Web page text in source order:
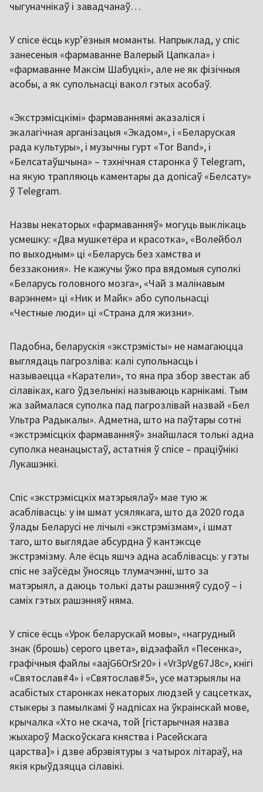
чыгуначнікаў і завадчанаў…
У спісе ёсць кур’ёзныя моманты. Напрыклад, у спіс
занесеныя «фармаванне Валерый Цапкала» і
«фармаванне Максім Шабуцкі», але не як фізічныя
асобы, а як супольнасці вакол гэтых асобаў.
«Экстрэмісцкімі» фармаваннямі аказаліся і
экалагічная арганізацыя «Экадом», і «Беларуская
рада культуры», і музычны гурт «Tor Band», і
«Белсатаўшчына» – тэхнічная старонка ў Telegram,
на якую трапляюць каментары да допісаў «Белсату»
ў Telegram.
Назвы некаторых «фармаванняў» могуць выклікаць
усмешку: «Два мушкетёра и красотка», «Волейбол
по выходным» ці «Беларусь без хамства и
беззакония». Не кажучы ўжо пра вядомыя суполкі
«Беларусь головного мозга», «Чай з малінавым
варэннем» ці «Ник и Майк» або супольнасці
«Честные люди» ці «Страна для жизни».
Падобна, беларускія «экстрэмісты» не намагаюцца
выглядаць пагрозліва: калі супольнасць і
называецца «Каратели», то яна пра збор звестак аб
сілавіках, каго ўдзельнікі называюць карнікамі. Тым
жа займалася суполка пад пагрозлівай назвай «Бел
Ультра Радыкалы». Адметна, што на паўтары сотні
«экстрэмісцкіх фармаванняў» знайшлася толькі адна
суполка неанацыстаў, астатнія ў спісе – праціўнікі
Лукашэнкі.
Спіс «экстрэмісцкіх матэрыялаў» мае тую ж
асаблівасць: у ім шмат усялякага, што да 2020 года
ўлады Беларусі не лічылі «экстрэмізмам», і шмат
таго, што выглядае абсурдна ў кантэксце
экстрэмізму. Але ёсць яшчэ адна асаблівасць: у гэты
спіс не заўсёды ўносяць тлумачэнні, што за
матэрыял, а даюць толькі даты рашэнняў судоў – і
саміх гэтых рашэнняў няма.
У спісе ёсць «Урок беларускай мовы», «нагрудный
знак (брошь) серого цвета», відэафайл «Песенка»,
графічныя файлы «aajG6OrSr20» і «Vr3pVg67J8c», кнігі
«Святослав#4» і «Святослав#5», усе матэрыялы на
асабістых старонках некаторых людзей у сацсетках,
стыкеры з памылкамі ў надпісах на ўкраінскай мове,
крычалка «Хто не скача, той [гістарычная назва
жыхароў Маскоўскага княства і Расейскага
царства]» і дзве абрэвіятуры з чатырох літараў, на
якія крыўдзяцца сілавікі.